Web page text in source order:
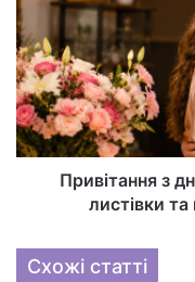
Привітання з
листівки
Схожі статті